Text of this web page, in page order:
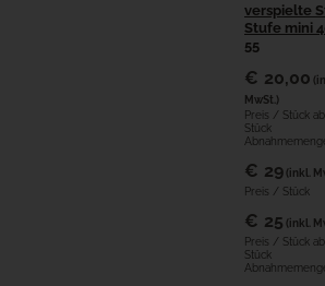
verspielte
Stufe mini
55
€ 20,00
MwSt.)
Preis / Stück ab
Stück
€ 29(inkl.
Preis / Stück
€ 25 (inkl.
Preis / Stück
Stück